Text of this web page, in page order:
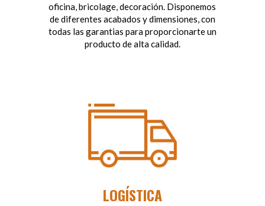
oficina, bricolage, decoración. Disponemos
de diferentes acabados y dimensiones, con
todas las garantias para proporcionarte un
producto de alta calidad.
LOGÍSTICA